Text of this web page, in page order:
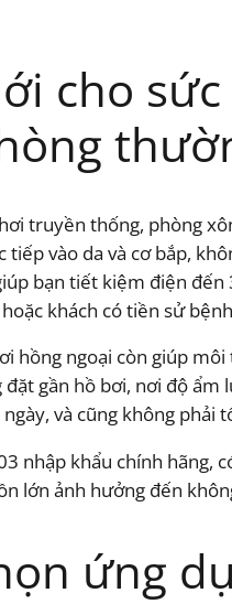
cho
truyền thống, phòng
vào da và cơ bắp,
bạn tiết kiệm điện
khách có tiền sử
hồng ngoại còn giúp
gần hồ bơi, nơi độ ẩm
và cũng không phải
nhập khẩu chính hãng,
lớn ảnh hưởng đến
ứng